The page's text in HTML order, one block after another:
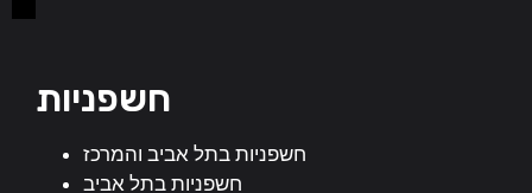
חשפניות
חשפניות בתל אביב והמרכז
חשפניות בתל אביב